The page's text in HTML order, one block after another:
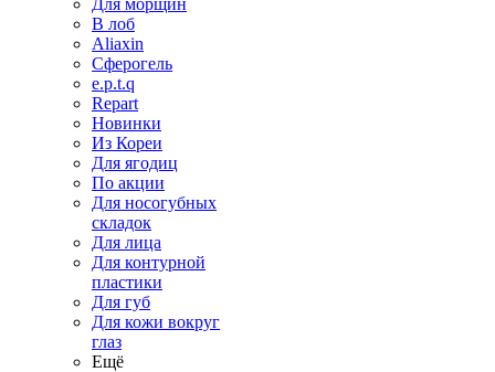
Для морщин
В лоб
Aliaxin
Сферогель
e.p.t.q
Repart
Новинки
Из Кореи
Для ягодиц
По акции
Для носогубных
складок
Для лица
Для контурной
пластики
Для губ
Для кожи вокруг
глаз
Ещё